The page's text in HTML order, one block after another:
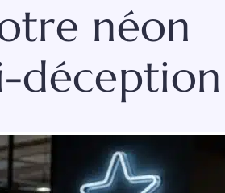
néon
déception